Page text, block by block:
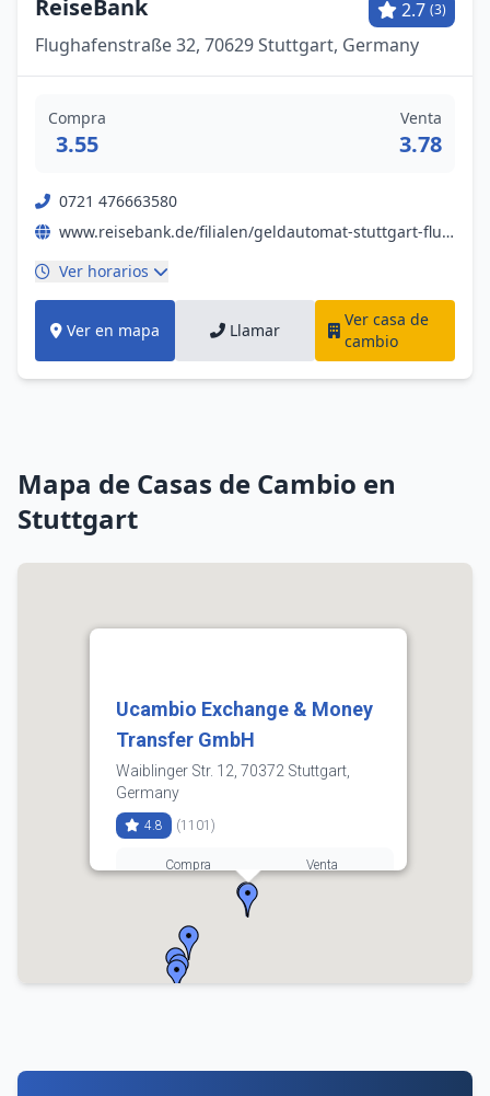
ReiseBank 2.7 (3)
Flughafenstraße 32, 70629 Stuttgart, Germany
Compra
3.55
Venta
3.78
0721 476663580
www.reisebank.de/filialen/geldautomat-stuttgart-flughafen-i/
Ver horarios
Ver en mapa Llamar
Ver casa de
cambio
Mapa de Casas de Cambio en
Stuttgart
Ucambio Exchange & Money
Transfer GmbH
Waiblinger Str. 12, 70372 Stuttgart,
Germany
4.8 (1101)
Compra Venta
0711 55346734
Horarios:
lunes: 8:30–19:00
viernes: 8:30–19:00